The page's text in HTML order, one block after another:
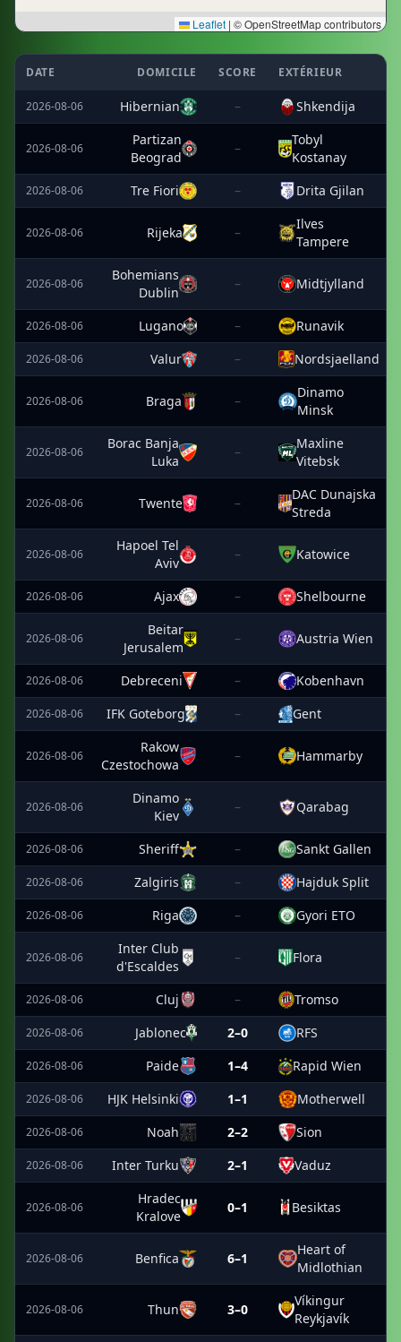
Leaflet | © OpenStreetMap contributors
DATE DOMICILE SCORE EXTÉRIEUR
2026-08-06 Hibernian – Shkendija
2026-08-06
Partizan
Beograd
–
Tobyl
Kostanay
2026-08-06 Tre Fiori – Drita Gjilan
2026-08-06 Rijeka –
Ilves
Tampere
2026-08-06
Bohemians
Dublin
– Midtjylland
2026-08-06 Lugano – Runavik
2026-08-06 Valur – Nordsjaelland
2026-08-06 Braga –
Dinamo
Minsk
2026-08-06
Borac Banja
Luka
–
Maxline
Vitebsk
2026-08-06 Twente –
DAC Dunajska
Streda
2026-08-06
Hapoel Tel
Aviv
– Katowice
2026-08-06 Ajax – Shelbourne
2026-08-06
Beitar
Jerusalem
– Austria Wien
2026-08-06 Debreceni – Kobenhavn
2026-08-06 IFK Goteborg – Gent
2026-08-06
Rakow
Czestochowa
– Hammarby
2026-08-06
Dinamo
Kiev
– Qarabag
2026-08-06 Sheriff – Sankt Gallen
2026-08-06 Zalgiris – Hajduk Split
2026-08-06 Riga – Gyori ETO
2026-08-06
Inter Club
d'Escaldes
– Flora
2026-08-06 Cluj – Tromso
2026-08-06 Jablonec 2–0 RFS
2026-08-06 Paide 1–4 Rapid Wien
2026-08-06 HJK Helsinki 1–1 Motherwell
2026-08-06 Noah 2–2 Sion
2026-08-06 Inter Turku 2–1 Vaduz
2026-08-06
Hradec
Kralove
0–1 Besiktas
2026-08-06 Benfica 6–1
Heart of
Midlothian
2026-08-06 Thun 3–0
Víkingur
Reykjavík